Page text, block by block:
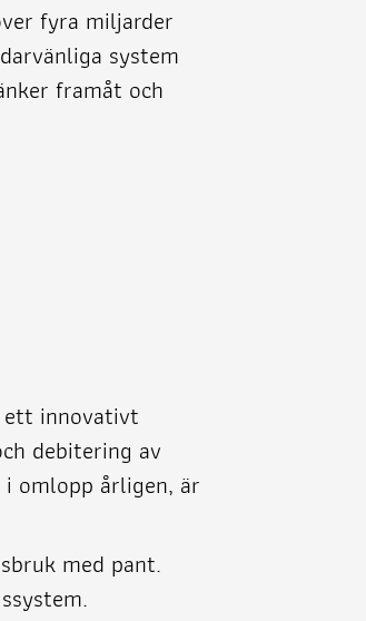
fyra miljarder
system
framåt och
ett innovativt
debitering av
omlopp årligen, är
med pant.